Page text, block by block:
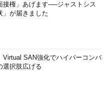
接権」あげます──ジャストシス
」が届きました
Virtual SAN強化でハイパーコンバ
選択肢広げる